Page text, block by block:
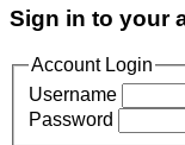
Sign in to your
Account Login
Username
Password